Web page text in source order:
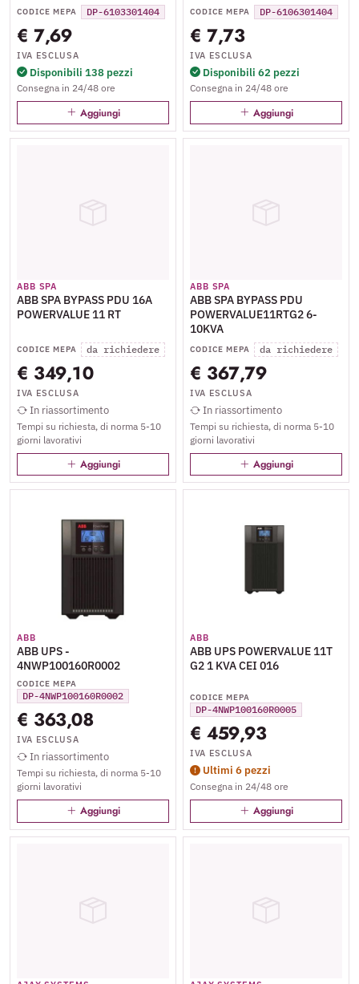
CODICE MEPA DP-6103301404
€ 7,69
IVA ESCLUSA
Disponibili 138 pezzi
Consegna in 24/48 ore
Aggiungi
CODICE MEPA DP-6106301404
€ 7,73
IVA ESCLUSA
Disponibili 62 pezzi
Consegna in 24/48 ore
Aggiungi
ABB SPA
ABB SPA BYPASS PDU 16A
POWERVALUE 11 RT
CODICE MEPA da richiedere
€ 349,10
IVA ESCLUSA
In riassortimento
Tempi su richiesta, di norma 5-10
giorni lavorativi
Aggiungi
ABB SPA
ABB SPA BYPASS PDU
POWERVALUE11RTG2 6-
10KVA
CODICE MEPA da richiedere
€ 367,79
IVA ESCLUSA
In riassortimento
Tempi su richiesta, di norma 5-10
giorni lavorativi
Aggiungi
ABB
ABB UPS -
4NWP100160R0002
CODICE MEPA
DP-4NWP100160R0002
€ 363,08
IVA ESCLUSA
In riassortimento
Tempi su richiesta, di norma 5-10
giorni lavorativi
Aggiungi
ABB
ABB UPS POWERVALUE 11T
G2 1 KVA CEI 016
CODICE MEPA
DP-4NWP100160R0005
€ 459,93
IVA ESCLUSA
Ultimi 6 pezzi
Consegna in 24/48 ore
Aggiungi